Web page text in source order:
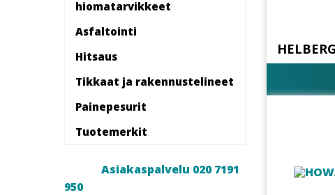
hiomatarvikkeet
Asfaltointi
Hitsaus
Tikkaat ja rakennustelineet
Painepesurit
Tuotemerkit
Asiakaspalvelu 020 7191
950